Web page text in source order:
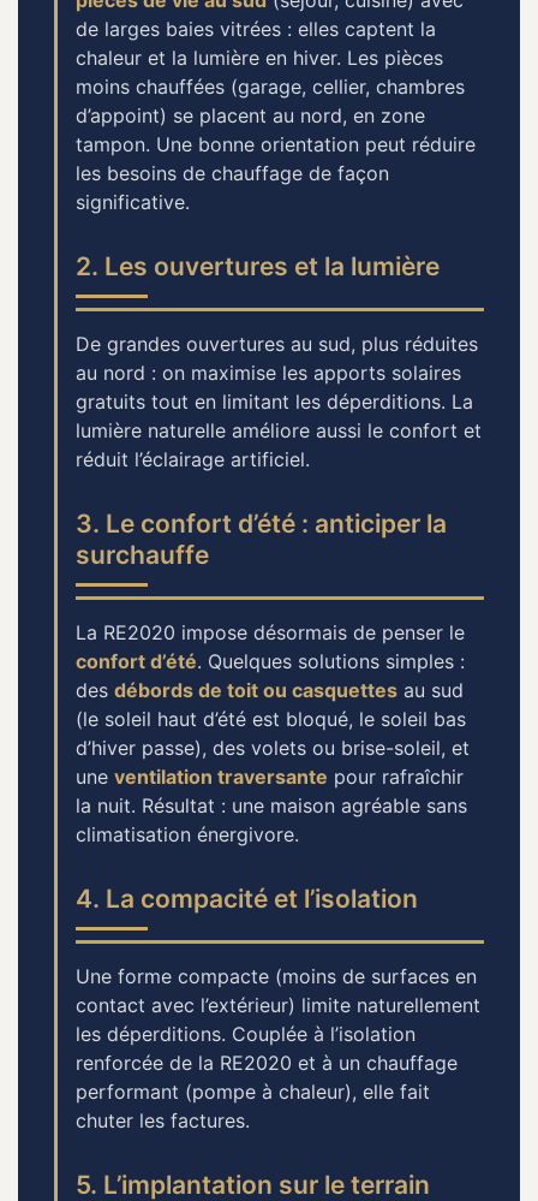
de larges baies vitrées : elles captent la
chaleur et la lumière en hiver. Les pièces
moins chauffées (garage, cellier, chambres
d’appoint) se placent au nord, en zone
tampon. Une bonne orientation peut réduire
les besoins de chauffage de façon
significative.
2. Les ouvertures et la lumière
De grandes ouvertures au sud, plus réduites
au nord : on maximise les apports solaires
gratuits tout en limitant les déperditions. La
lumière naturelle améliore aussi le confort et
réduit l’éclairage artificiel.
3. Le confort d’été : anticiper la
surchauffe
La RE2020 impose désormais de penser le
confort d’été. Quelques solutions simples :
des débords de toit ou casquettes au sud
(le soleil haut d’été est bloqué, le soleil bas
d’hiver passe), des volets ou brise-soleil, et
une ventilation traversante pour rafraîchir
la nuit. Résultat : une maison agréable sans
climatisation énergivore.
4. La compacité et l’isolation
Une forme compacte (moins de surfaces en
contact avec l’extérieur) limite naturellement
les déperditions. Couplée à l’isolation
renforcée de la RE2020 et à un chauffage
performant (pompe à chaleur), elle fait
chuter les factures.
5. L’implantation sur le terrain